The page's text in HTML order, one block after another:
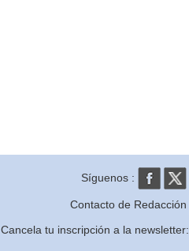
Síguenos :
Contacto de Redacción
Cancela tu inscripción a la newsletter: